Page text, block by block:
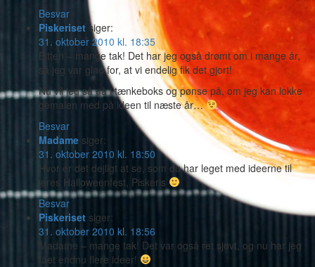
Besvar
Piskeriset siger:
31. oktober 2010 kl. 18:35
Bitten – mange tak! Det har jeg også drømt om i mange år,
så jeg var glad for, at vi endelig fik det gjort!
Nu vil jeg så gå i tænkeboks og pønse på, om jeg kan lokke
gemalen med på ideen til næste år…
Besvar
Madame siger:
31. oktober 2010 kl. 18:50
Hvor er det dejligt at se, som du har leget med ideerne til
jeres Halloweenfest, Piskeris
Besvar
Piskeriset siger:
31. oktober 2010 kl. 18:56
Madame – mange tak! Det var også ret sjovt, og nu har jeg
fået endnu flere ideer!